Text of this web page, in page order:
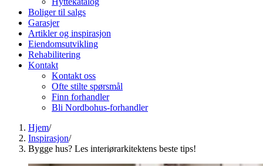
Boliger til salgs
Garasjer
Artikler og inspirasjon
Eiendomsutvikling
Rehabilitering
Kontakt
Kontakt oss
Ofte stilte spørsmål
Finn forhandler
Bli Nordbohus-forhandler
Hjem/
Inspirasjon/
Bygge hus? Les interiørarkitektens beste tips!